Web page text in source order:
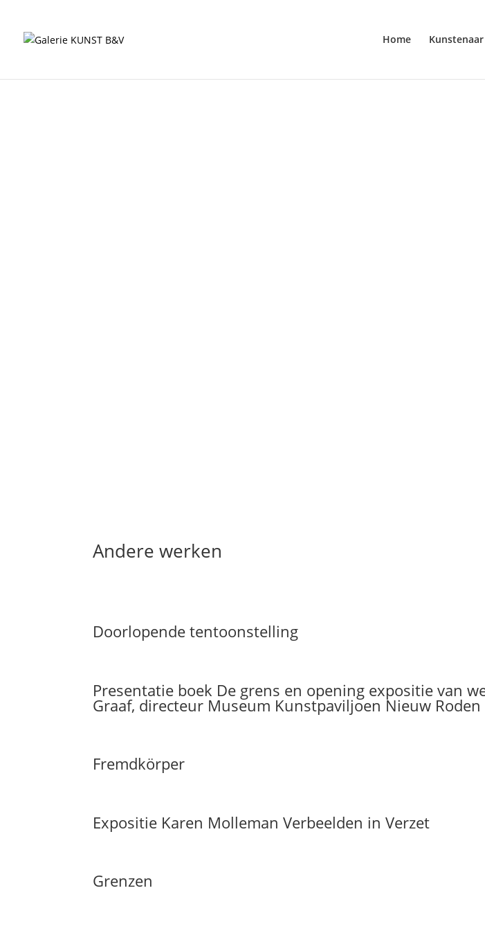
Home Kunstenaar
Andere werken
Doorlopende tentoonstelling
Presentatie boek De grens en opening expositie van
Graaf, directeur Museum Kunstpaviljoen Nieuw Roden
Fremdkörper
Expositie Karen Molleman Verbeelden in Verzet
Grenzen